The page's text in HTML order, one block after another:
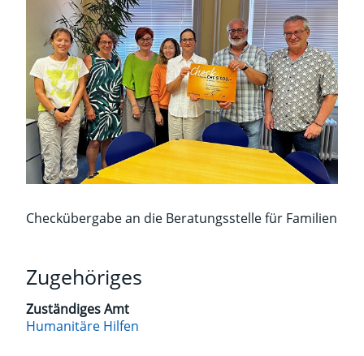
Checkübergabe an die Beratungsstelle für Familien
Zugehöriges
Zuständiges Amt
Humanitäre Hilfen